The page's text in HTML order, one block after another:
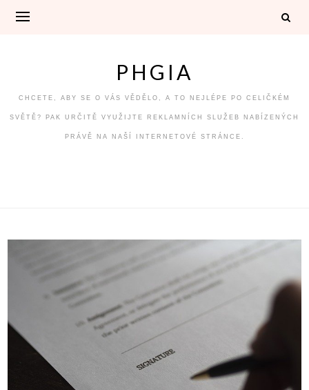
PHGIA
CHCETE, ABY SE O VÁS VĚDĚLO, A TO NEJLÉPE PO CELIČKÉM
SVĚTĚ? PAK URČITĚ VYUŽIJTE REKLAMNÍCH SLUŽEB NABÍZENÝCH
PRÁVĚ NA NAŠÍ INTERNETOVÉ STRÁNCE.